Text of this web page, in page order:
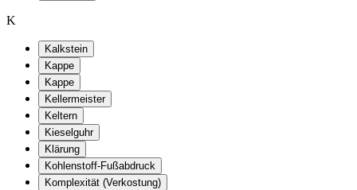
K
Kalkstein
Kappe
Kappe
Kellermeister
Keltern
Kieselguhr
Klärung
Kohlenstoff-Fußabdruck
Komplexität (Verkostung)